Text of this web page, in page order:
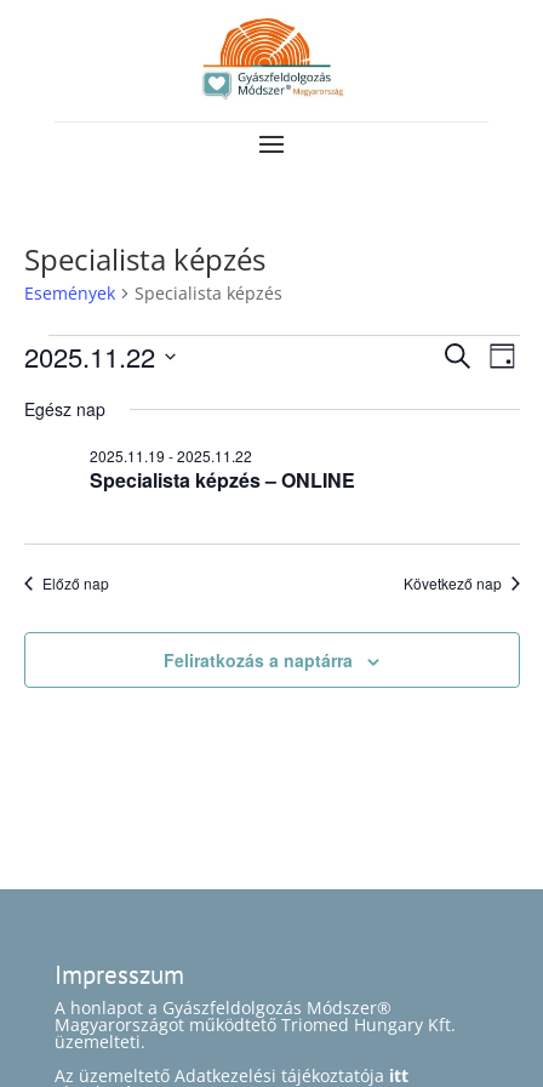
Specialista képzés
Események Specialista képzés
Események
2025.11.22
Keresett
Nap
2025.11.22
kiválasztása.
Egész nap
Specialista képzés – ONLINE
2025.11.19 -2025.11.22
Előző nap Következő nap
Feliratkozás a naptárra
Impresszum
A honlapot a Gyászfeldolgozás Módszer®
Magyarországot működtető Triomed Hungary Kft.
üzemelteti.
Az üzemeltető Adatkezelési tájékoztatója itt